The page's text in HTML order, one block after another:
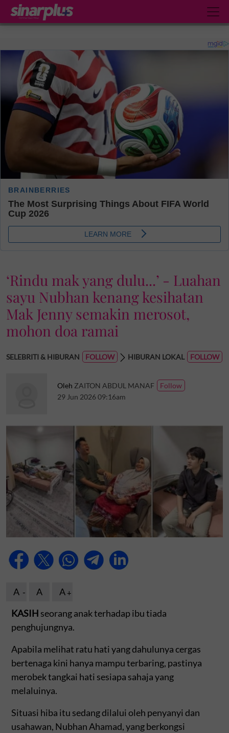
‘Rindu mak yang dulu...’ - Luahan
sayu Nubhan kenang kesihatan
Mak Jenny semakin merosot,
mohon doa ramai
SELEBRITI & HIBURAN HIBURAN LOKAL
Oleh ZAITON ABDUL MANAF
29 Jun 2026 09:16am
A A
A
KASIH seorang anak terhadap ibu tiada
penghujungnya.
Apabila melihat ratu hati yang dahulunya cergas
bertenaga kini hanya mampu terbaring, pastinya
merobek tangkai hati sesiapa sahaja yang
melaluinya.
Situasi hiba itu sedang dilalui oleh penyanyi dan
usahawan, Nubhan Ahamad, yang berkongsi